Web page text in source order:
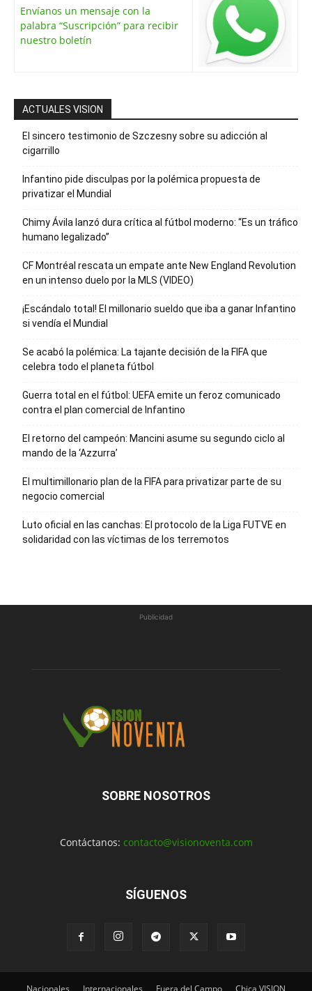
Envíanos un mensaje con la
palabra “Suscripción” para recibir
nuestro boletín
ACTUALES VISION
El sincero testimonio de Szczesny sobre su adicción al
cigarrillo
Infantino pide disculpas por la polémica propuesta de
privatizar el Mundial
Chimy Ávila lanzó dura crítica al fútbol moderno: “Es un tráfico
humano legalizado”
CF Montréal rescata un empate ante New England Revolution
en un intenso duelo por la MLS (VIDEO)
¡Escándalo total! El millonario sueldo que iba a ganar Infantino
si vendía el Mundial
Se acabó la polémica: La tajante decisión de la FIFA que
celebra todo el planeta fútbol
Guerra total en el fútbol: UEFA emite un feroz comunicado
contra el plan comercial de Infantino
El retorno del campeón: Mancini asume su segundo ciclo al
mando de la ‘Azzurra’
El multimillonario plan de la FIFA para privatizar parte de su
negocio comercial
Luto oficial en las canchas: El protocolo de la Liga FUTVE en
solidaridad con las víctimas de los terremotos
Publicidad
SOBRE NOSOTROS
Contáctanos: contacto@visionoventa.com
SÍGUENOS
Nacionales Internacionales Fuera del Campo Chica VISION